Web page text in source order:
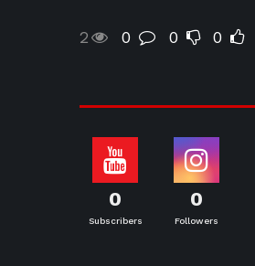
0
0
0
2
0
Followers
0
Subscribers